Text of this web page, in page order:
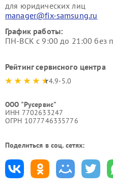
для юридических лиц
manager@fix-samsung.ru
График работы:
ПН-ВСК с 9:00 до 21:00 без
Рейтинг сервисного центра
4.9-5.0
ООО "Русервис"
ИНН 7702633247
ОГРН 1077746335776
Поделиться в соц. сетях: